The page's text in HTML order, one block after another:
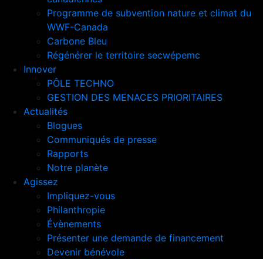
Programme de subvention nature et climat du
WWF-Canada
Carbone Bleu
Régénérer le territoire secwépemc
Innover
PÔLE TECHNO
GESTION DES MENACES PRIORITAIRES
Actualités
Blogues
Communiqués de presse
Rapports
Notre planète
Agissez
Impliquez-vous
Philanthropie
Évènements
Présenter une demande de financement
Devenir bénévole